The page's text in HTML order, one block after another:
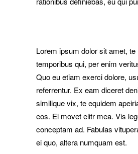
Lorem ipsum dolor sit amet,
temporibus qui, per enim
Quo eu etiam exerci dolore,
referrentur. Ex eam diceret
similique vix, te equidem
eos. Ei movet elitr mea. Vis
conceptam ad. Fabulas
ei quo, altera numquam est.